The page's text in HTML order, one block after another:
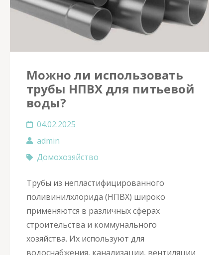
Можно ли использовать
трубы НПВХ для питьевой
воды?
04.02.2025
admin
Домохозяйство
Трубы из непластифицированного
поливинилхлорида (НПВХ) широко
применяются в различных сферах
строительства и коммунального
хозяйства. Их используют для
водоснабжения, канализации, вентиляции